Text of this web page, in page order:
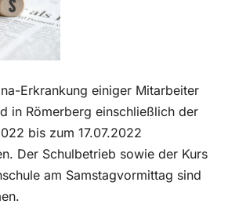
Erkrankung einiger Mitarbeiter
in Römerberg einschließlich der
bis zum 17.07.2022
Der Schulbetrieb sowie der Kurs
am Samstagvormittag sind